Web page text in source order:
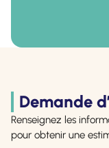
Demande
Renseignez les
pour obtenir une